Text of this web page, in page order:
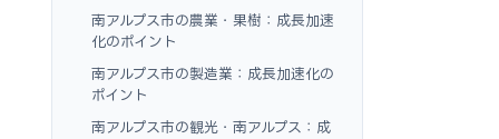
南アルプス市の農業・果樹：成長加速
化のポイント
南アルプス市の製造業：成長加速化の
ポイント
南アルプス市の観光・南アルプス：成